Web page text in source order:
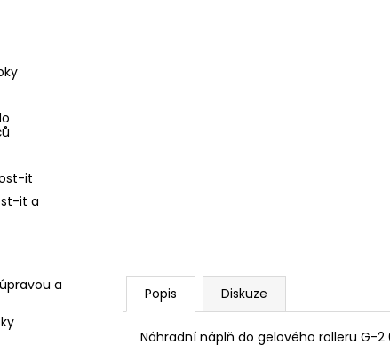
it
it a
a
Popis Diskuze
Náhradní náplň do gelového rolleru G-2
2 VÁLCE